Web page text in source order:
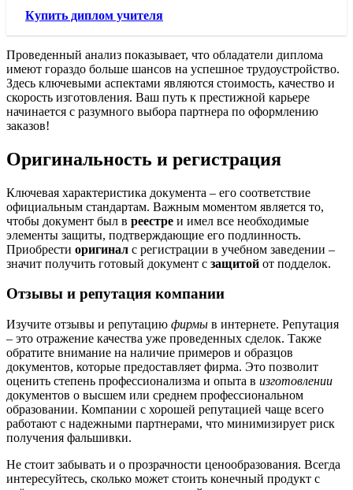
Купить диплом учителя
Проведенный анализ показывает, что обладатели диплома
имеют гораздо больше шансов на успешное трудоустройство.
Здесь ключевыми аспектами являются стоимость, качество и
скорость изготовления. Ваш путь к престижной карьере
начинается с разумного выбора партнера по оформлению
заказов!
Оригинальность и регистрация
Ключевая характеристика документа – его соответствие
официальным стандартам. Важным моментом является то,
чтобы документ был в реестре и имел все необходимые
элементы защиты, подтверждающие его подлинность.
Приобрести оригинал с регистрации в учебном заведении –
значит получить готовый документ с защитой от подделок.
Отзывы и репутация компании
Изучите отзывы и репутацию фирмы в интернете. Репутация
– это отражение качества уже проведенных сделок. Также
обратите внимание на наличие примеров и образцов
документов, которые предоставляет фирма. Это позволит
оценить степень профессионализма и опыта в изготовлении
документов о высшем или среднем профессиональном
образовании. Компании с хорошей репутацией чаще всего
работают с надежными партнерами, что минимизирует риск
получения фальшивки.
Не стоит забывать и о прозрачности ценообразования. Всегда
интересуйтесь, сколько может стоить конечный продукт с